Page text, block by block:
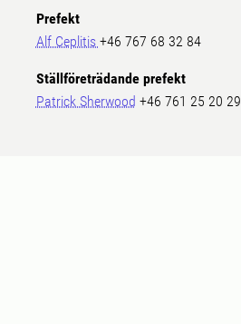
Prefekt
Alf Ceplitis +46 767 68 32 84
Ställföreträdande prefekt
Patrick Sherwood +46 761 25 20 29